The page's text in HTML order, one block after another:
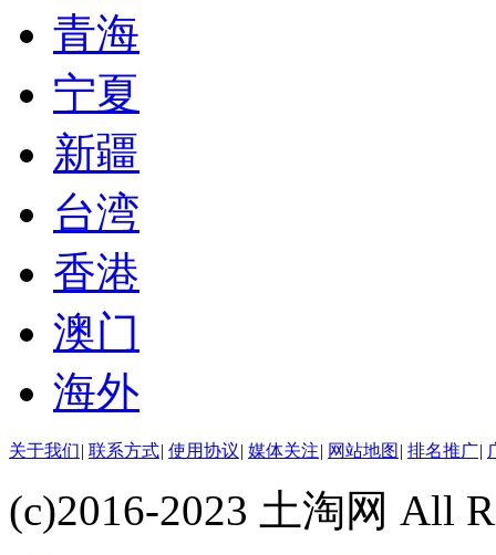
青海
宁夏
新疆
台湾
香港
澳门
海外
关于我们| 联系方式| 使用协议| 媒体关注| 网站地图 | 排名推广|
(c)2016-2023 土淘网 All